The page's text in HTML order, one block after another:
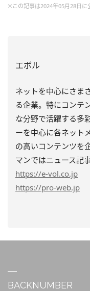
※この記事は2024年05月28日に
エボル
ネットを中心にさま
る企業。特にコンテ
な分野で活躍する多
ーを中心に各ネット
の高いコンテンツを
マンではニュース記
https://e-vol.co.jp
https://pro-web.jp
BACKNUMBER